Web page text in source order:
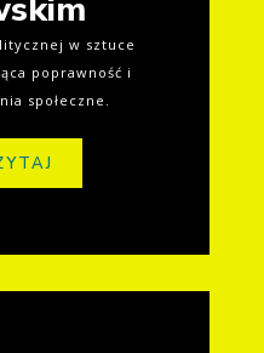
w sztuce
poprawność i
społeczne.